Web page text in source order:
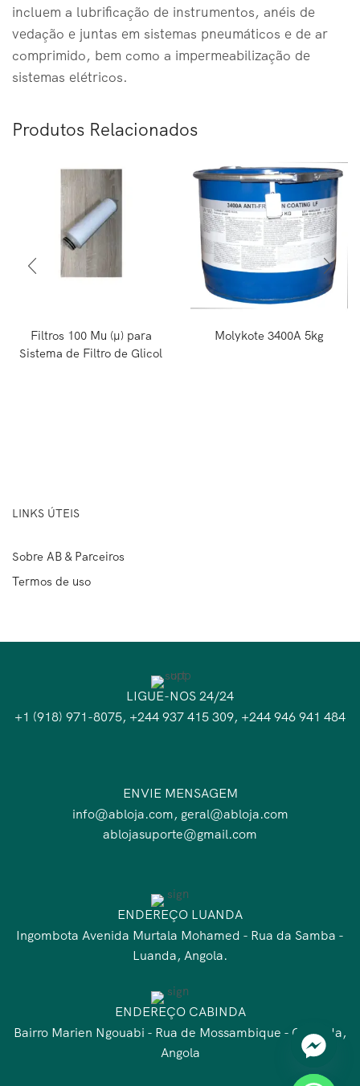
incluem a lubrificação de instrumentos, anéis de
vedação e juntas em sistemas pneumáticos e de ar
comprimido, bem como a impermeabilização de
sistemas elétricos.
Produtos Relacionados
Filtros 100 Mu (μ) para
Sistema de Filtro de Glicol
Molykote 3400A 5kg
LINKS ÚTEIS
Sobre AB & Parceiros
Termos de uso
LIGUE-NOS 24/24
+1 (918) 971-8075, +244 937 415 309, +244 946 941 484
ENVIE MENSAGEM
info@abloja.com, geral@abloja.com
ablojasuporte@gmail.com
ENDEREÇO LUANDA
Ingombota Avenida Murtala Mohamed - Rua da Samba -
Luanda, Angola.
ENDEREÇO CABINDA
Bairro Marien Ngouabi - Rua de Mossambique - Cabinda,
Angola